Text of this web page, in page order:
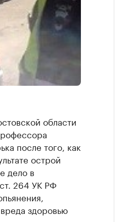
области
после того, как
острой
дело в
264 УК РФ
здоровью